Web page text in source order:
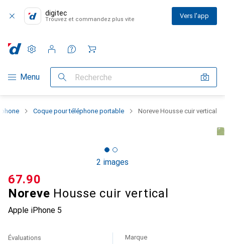
digitec
Trouvez et commandez plus vite Vers l'app
Navigation par catégorie
Menu Recherche
Paramètres
Compte client
Listes de comparaison
Listes d'envies
Panier
Coque pour téléphone portable Noreve Housse cuir vertical
2 images
Noreve Housse cuir vertical
Apple iPhone 5
CHF
67.90
Évaluations Marque